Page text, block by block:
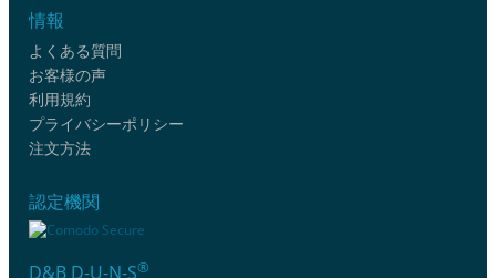
情報
よくある質問
お客様の声
利用規約
プライバシーポリシー
注文方法
認定機関
D&B D-U-N-S®